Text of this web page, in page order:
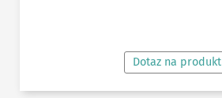
Dotaz na produkt